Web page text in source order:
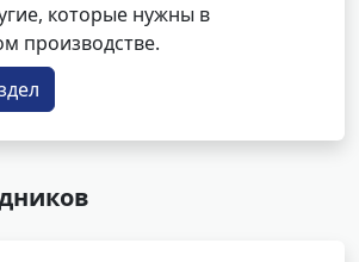
которые нужны в
производстве.